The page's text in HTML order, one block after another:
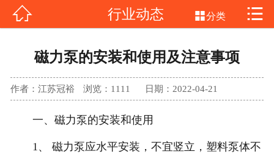
网站首页
氟塑料磁力泵
产品中心
 行业动态 分类 
磁力泵的安装和使用及注意事项
作者：江苏冠裕 浏览： 1111 日期：2022-04-21
一、磁力泵的安装和使用
1、 磁力泵应水平安装，不宜竖立，塑料泵体不